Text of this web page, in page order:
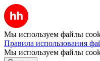
Мы используем файлы
Правила использования
Мы используем файлы